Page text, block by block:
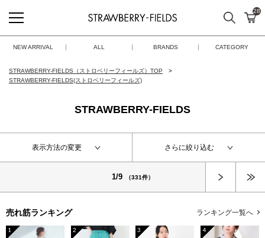
STRAWBERRY-FIELDS
検索 カ
28
NEW ARRIVAL ALL BRANDS CATEGORY
STRAWBERRY-FIELDS（ストロベリーフィールズ）TOP
STRAWBERRY-FIELDS(ストロベリーフィールズ)
STRAWBERRY-FIELDS
表示方法の変更 さらに絞り込む
1/9 （331件）
売れ筋ランキング ランキング一覧へ
1 2 3 4